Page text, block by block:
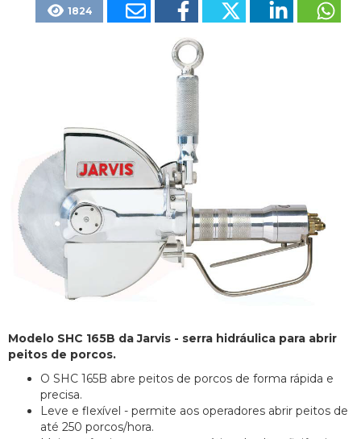
1824
Modelo SHC 165B da Jarvis - serra hidráulica para abrir
peitos de porcos.
O SHC 165B abre peitos de porcos de forma rápida e
precisa.
Leve e flexível - permite aos operadores abrir peitos de
até 250 porcos/hora.